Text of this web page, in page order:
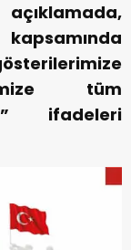
tüm
ifadeleri